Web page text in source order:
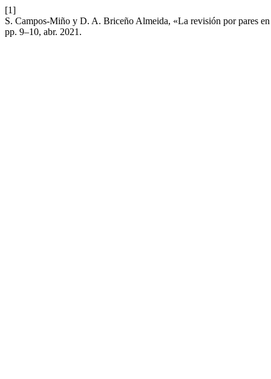
[1]
S. Campos-Miño y D. A. Briceño Almeida, «La revisión por pares
pp. 9–10, abr. 2021.